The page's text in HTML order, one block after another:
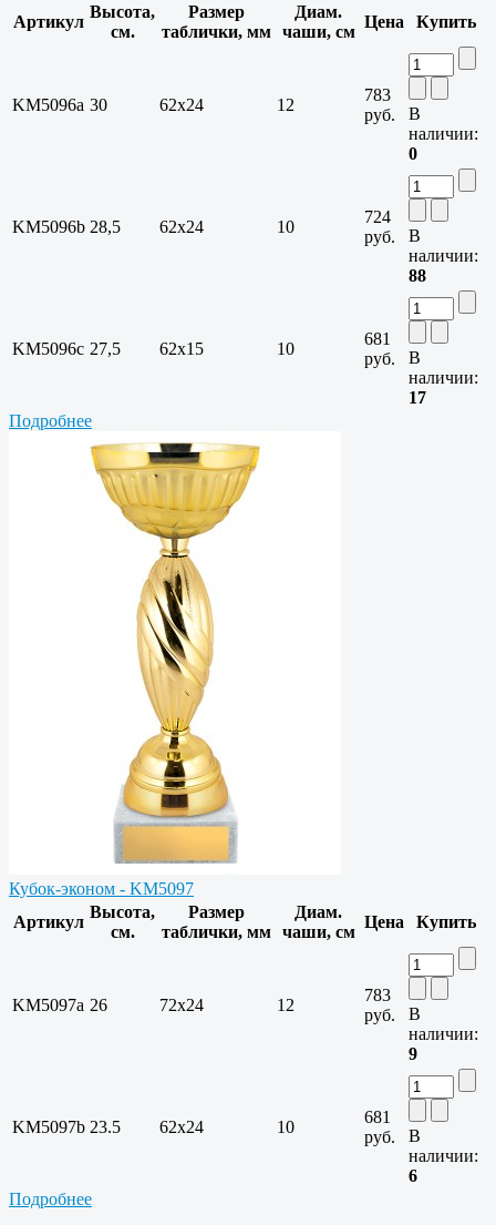
Артикул
Высота,
см.
Размер
таблички, мм
Диам.
чаши, см
Цена Купить
KM5096a 30 62x24 12
783
руб.
В
наличии:
0
KM5096b 28,5 62x24 10
724
руб.
В
наличии:
88
KM5096c 27,5 62x15 10
681
руб.
В
наличии:
17
Подробнее
Кубок-эконом - KM5097
Артикул
Высота,
см.
Размер
таблички, мм
Диам.
чаши, см
Цена Купить
KM5097a 26 72x24 12
783
руб.
В
наличии:
9
KM5097b 23.5 62x24 10
681
руб.
В
наличии:
6
Подробнее